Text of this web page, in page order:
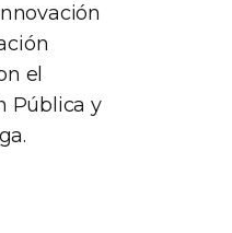
el
Pública y